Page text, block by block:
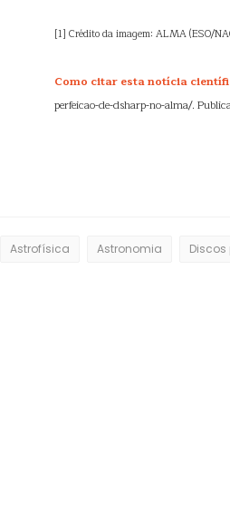
[1] Crédito da imagem: ALMA (ESO/
Como citar esta notícia
perfeicao-de-dsharp-no-alma/.
Astrofísica Astronomia